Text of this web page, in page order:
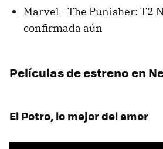
Marvel - The Punisher: T2
confirmada aún
Películas de estreno en
El Potro, lo mejor del amor